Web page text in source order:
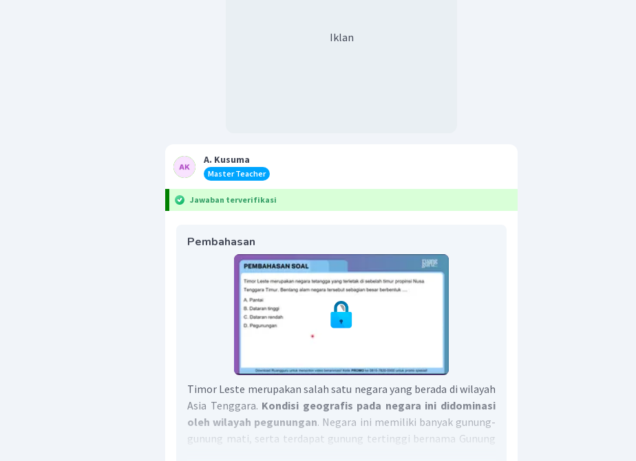
Iklan
A. Kusuma
Master Teacher
Jawaban terverifikasi
Pembahasan
Timor Leste merupakan salah satu negara yang berada di wilayah
Asia Tenggara. Kondisi geografis pada negara ini didominasi
oleh wilayah pegunungan. Negara ini memiliki banyak gunung-
gunung mati, serta terdapat gunung tertinggi bernama Gunung